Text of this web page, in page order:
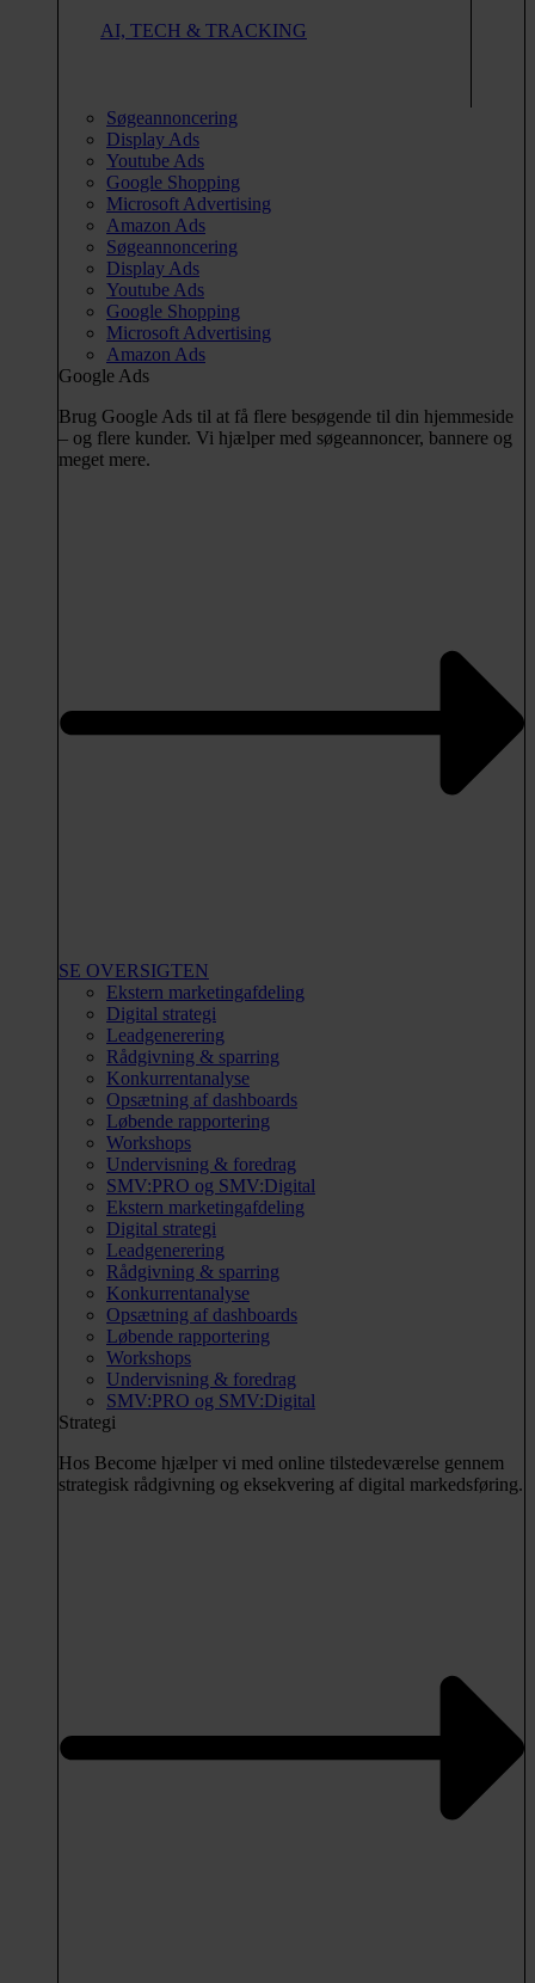
AI, TECH & TRACKING
Søgeannoncering
Display Ads
Youtube Ads
Google Shopping
Microsoft Advertising
Amazon Ads
Søgeannoncering
Display Ads
Youtube Ads
Google Shopping
Microsoft Advertising
Amazon Ads
Google Ads
Brug Google Ads til at få flere besøgende til din hjemmeside
– og flere kunder. Vi hjælper med søgeannoncer, bannere og
meget mere.
SE OVERSIGTEN
Ekstern marketingafdeling
Digital strategi
Leadgenerering
Rådgivning & sparring
Konkurrentanalyse
Opsætning af dashboards
Løbende rapportering
Workshops
Undervisning & foredrag
SMV:PRO og SMV:Digital
Ekstern marketingafdeling
Digital strategi
Leadgenerering
Rådgivning & sparring
Konkurrentanalyse
Opsætning af dashboards
Løbende rapportering
Workshops
Undervisning & foredrag
SMV:PRO og SMV:Digital
Strategi
Hos Become hjælper vi med online tilstedeværelse gennem
strategisk rådgivning og eksekvering af digital markedsføring.